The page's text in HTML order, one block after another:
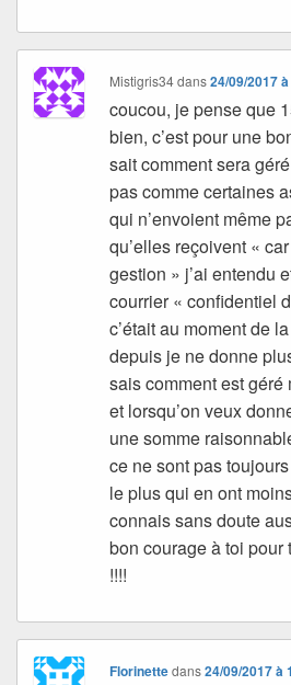
Mistigris34dans24/09/2017
coucou, je pense que
bien, c’est pour une
sait comment sera
pas comme certaines
qui n’envoient même
qu’elles reçoivent «
gestion » j’ai entendu
courrier « confidentiel
c’était au moment de
depuis je ne donne
sais comment est géré
et lorsqu’on veux
une somme
ce ne sont pas
le plus qui en ont
connais sans doute
bon courage à toi pour
!!!!
Florinettedans24/09/2017 à